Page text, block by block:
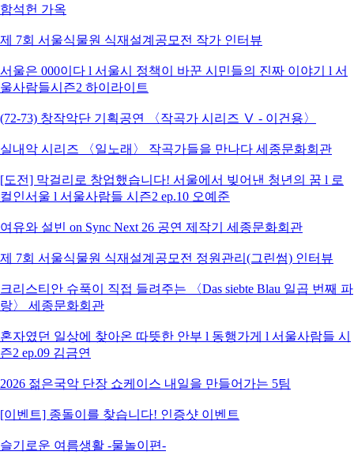
함석헌 가옥
제 7회 서울식물원 식재설계공모전 작가 인터뷰
서울은 000이다 l 서울시 정책이 바꾼 시민들의 진짜 이야기 l 서
울사람들시즌2 하이라이트
(72-73) 창작악단 기획공연 〈작곡가 시리즈 Ⅴ - 이건용〉
실내악 시리즈 〈일노래〉 작곡가들을 만나다 세종문화회관
[도전] 막걸리로 창업했습니다! 서울에서 빚어낸 청년의 꿈 l 로
컬인서울 l 서울사람들 시즌2 ep.10 오예준
여유와 설빈 on Sync Next 26 공연 제작기 세종문화회관
제 7회 서울식물원 식재설계공모전 정원관리(그린썸) 인터뷰
크리스티안 슈푹이 직접 들려주는 〈Das siebte Blau 일곱 번째 파
랑〉 세종문화회관
혼자였던 일상에 찾아온 따뜻한 안부 l 동행가게 l 서울사람들 시
즌2 ep.09 김금연
2026 젊은국악 단장 쇼케이스 내일을 만들어가는 5팀
[이벤트] 종돌이를 찾습니다! 인증샷 이벤트
슬기로운 여름생활 -물놀이편-